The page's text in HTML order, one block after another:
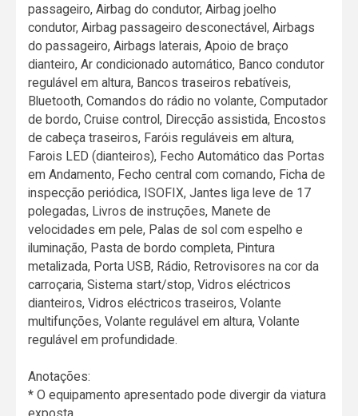
passageiro, Airbag do condutor, Airbag joelho
condutor, Airbag passageiro desconectável, Airbags
do passageiro, Airbags laterais, Apoio de braço
dianteiro, Ar condicionado automático, Banco condutor
regulável em altura, Bancos traseiros rebatíveis,
Bluetooth, Comandos do rádio no volante, Computador
de bordo, Cruise control, Direcção assistida, Encostos
de cabeça traseiros, Faróis reguláveis em altura,
Farois LED (dianteiros), Fecho Automático das Portas
em Andamento, Fecho central com comando, Ficha de
inspecção periódica, ISOFIX, Jantes liga leve de 17
polegadas, Livros de instruções, Manete de
velocidades em pele, Palas de sol com espelho e
iluminação, Pasta de bordo completa, Pintura
metalizada, Porta USB, Rádio, Retrovisores na cor da
carroçaria, Sistema start/stop, Vidros eléctricos
dianteiros, Vidros eléctricos traseiros, Volante
multifunções, Volante regulável em altura, Volante
regulável em profundidade.
Anotações:
* O equipamento apresentado pode divergir da viatura
exposta.